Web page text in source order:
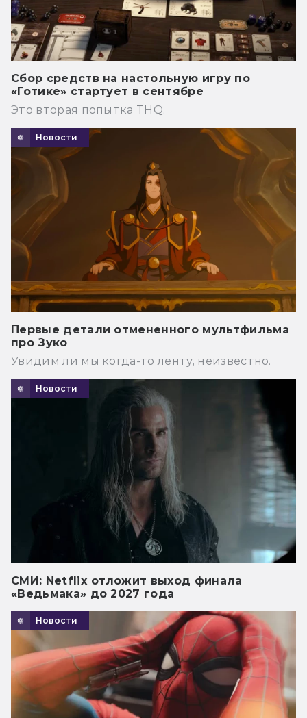
Сбор средств на настольную игру по
«Готике» стартует в сентябре
Это вторая попытка THQ.
Новости
Первые детали отмененного мультфильма
про Зуко
Увидим ли мы когда-то ленту, неизвестно.
Новости
СМИ: Netflix отложит выход финала
«Ведьмака» до 2027 года
Новости